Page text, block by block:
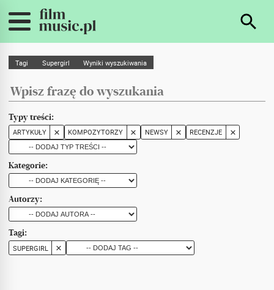
Tagi Supergirl Wyniki wyszukiwania
Typy treści:
ARTYKUŁY KOMPOZYTORZY NEWSY RECENZJE
Kategorie:
Autorzy:
Tagi:
SUPERGIRL